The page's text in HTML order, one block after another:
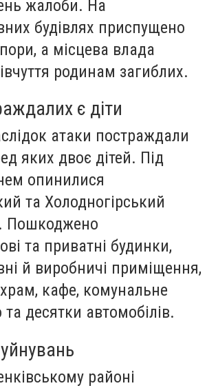
жалоби. На
будівлях приспущено
а місцева влада
родинам загиблих.
є діти
атаки постраждали
яких двоє дітей. Під
опинилися
та Холодногірський
Пошкоджено
та приватні будинки,
й виробничі приміщення,
храм, кафе, комунальне
десятки автомобілів.
районі